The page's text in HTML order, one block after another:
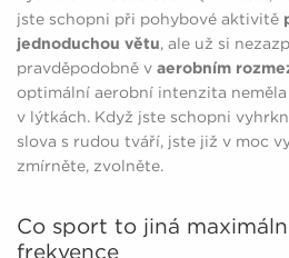
jste schopni při pohybové aktivitě
jednoduchou větu, ale už si
pravděpodobně v aerobním
optimální aerobní intenzita
v lýtkách. Když jste schopni
slova s rudou tváří, jste již v moc
zmírněte, zvolněte.
Co sport to jiná
frekvence